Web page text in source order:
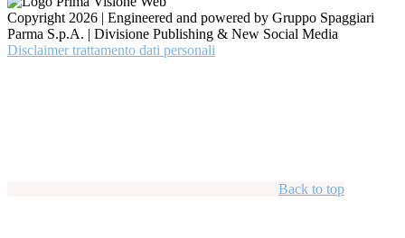
Copyright 2026 | Engineered and powered by Gruppo Spaggiari
Parma S.p.A. | Divisione Publishing & New Social Media
Disclaimer trattamento dati personali
Back to top